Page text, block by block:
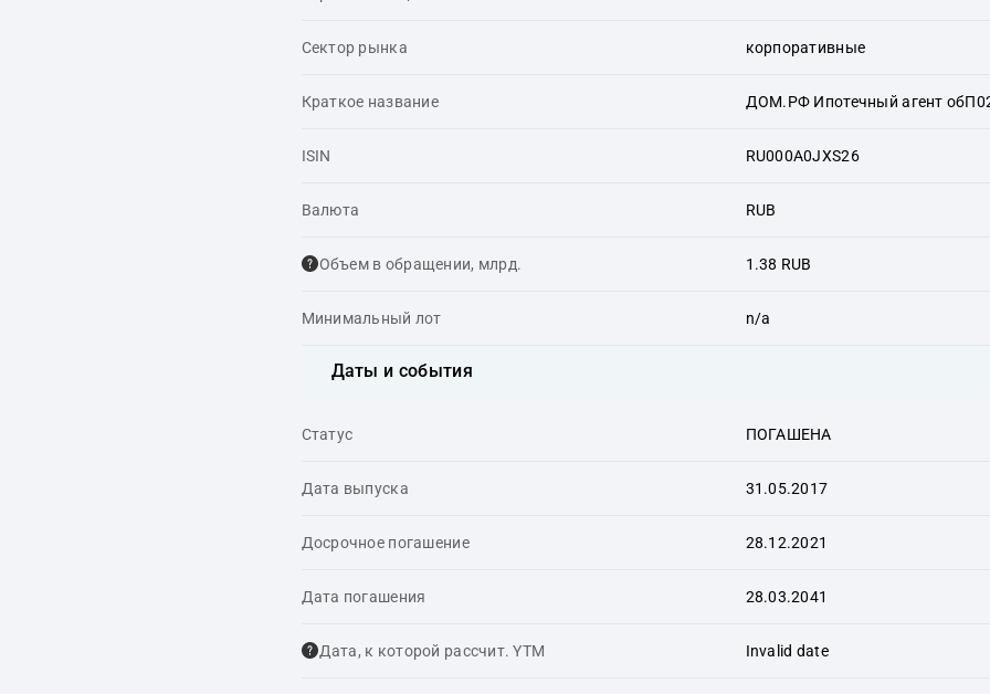
Сектор рынка корпоративные
Краткое название ДОМ.РФ Ипотечный агент
ISIN RU000A0JXS26
Валюта RUB
Объем в обращении, млрд. 1.38 RUB
Минимальный лот n/a
Даты и события
Статус ПОГАШЕНА
Дата выпуска 31.05.2017
Досрочное погашение 28.12.2021
Дата погашения 28.03.2041
Дата, к которой рассчит. YTM Invalid date